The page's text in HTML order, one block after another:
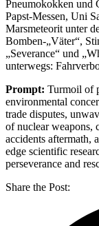
Pneumokokken und
Papst-Messen, Uni
Marsmeteorit unter
Bomben-„Väter“,
„Severance“ und
unterwegs:
Prompt: Turmoil of
environmental
trade disputes,
of nuclear weapons,
accidents aftermath,
edge scientific
perseverance and
Share the Post: